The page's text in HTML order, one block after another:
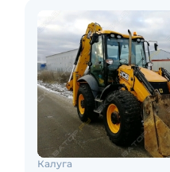
Калуга